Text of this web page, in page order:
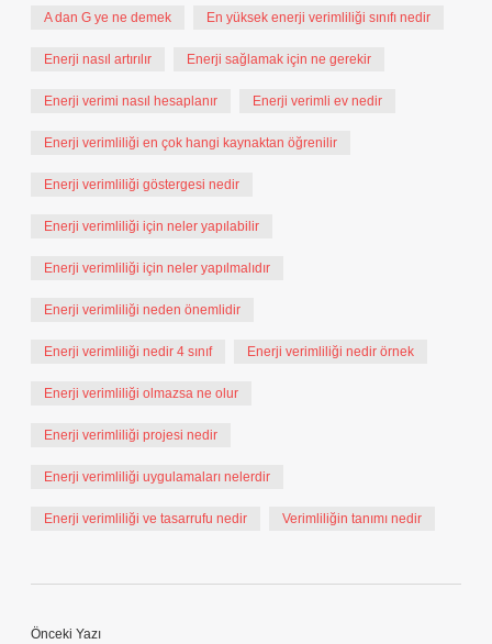
A dan G ye ne demek En yüksek enerji verimliliği sınıfı nedir
Enerji nasıl artırılır Enerji sağlamak için ne gerekir
Enerji verimi nasıl hesaplanır Enerji verimli ev nedir
Enerji verimliliği en çok hangi kaynaktan öğrenilir
Enerji verimliliği göstergesi nedir
Enerji verimliliği için neler yapılabilir
Enerji verimliliği için neler yapılmalıdır
Enerji verimliliği neden önemlidir
Enerji verimliliği nedir 4 sınıf Enerji verimliliği nedir örnek
Enerji verimliliği olmazsa ne olur
Enerji verimliliği projesi nedir
Enerji verimliliği uygulamaları nelerdir
Enerji verimliliği ve tasarrufu nedir Verimliliğin tanımı nedir
Önceki Yazı